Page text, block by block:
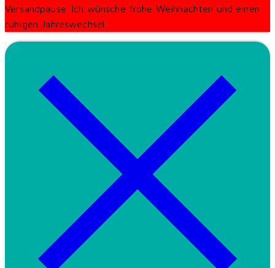
Versandpause. Ich wünsche frohe Weihnachten und einen
ruhigen Jahreswechsel.